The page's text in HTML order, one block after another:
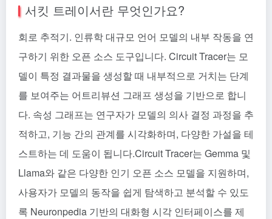
서킷 트레이서란 무엇인가요?
회로 추적기. 인류학대규모 언어 모델의 내부 작동을 연
구하기 위한 오픈 소스 도구입니다. Circuit Tracer는 모
델이 특정 결과물을 생성할 때 내부적으로 거치는 단계
를 보여주는 어트리뷰션 그래프 생성을 기반으로 합니
다. 속성 그래프는 연구자가 모델의 의사 결정 과정을 추
적하고, 기능 간의 관계를 시각화하며, 다양한 가설을 테
스트하는 데 도움이 됩니다.Circuit Tracer는 Gemma 및
Llama와 같은 다양한 인기 오픈 소스 모델을 지원하며,
사용자가 모델의 동작을 쉽게 탐색하고 분석할 수 있도
록 Neuronpedia 기반의 대화형 시각 인터페이스를 제